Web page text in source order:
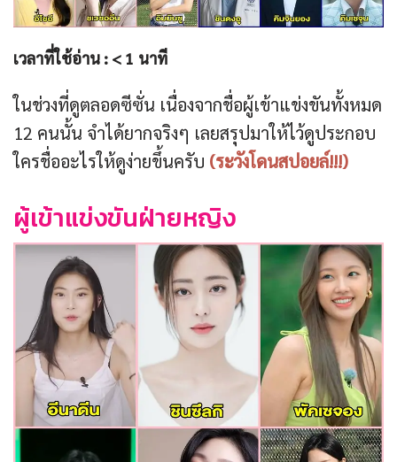
เวลาที่ใช้อ่าน : < 1 นาที
ในช่วงที่ดูตลอดซีซั่น เนื่องจากชื่อผู้เข้าแข่งขันทั้งหมด
12 คนนั้น จำได้ยากจริงๆ เลยสรุปมาให้ไว้ดูประกอบ
ใครชื่ออะไรให้ดูง่ายขึ้นครับ (ระวังโดนสปอยล์!!!)
ผู้เข้าแข่งขันฝ่ายหญิง